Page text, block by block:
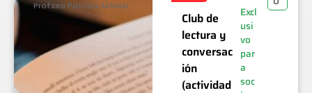
Prof.ssa Patrizia Anfossi
Club de
lectura y
conversac
ión
(actividad
Excl
usi
vo
par
a
soc